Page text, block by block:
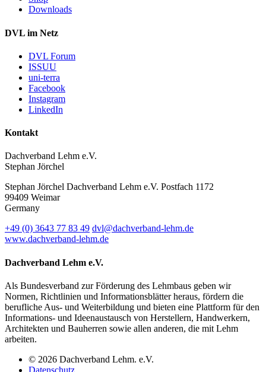
Downloads
DVL im Netz
DVL Forum
ISSUU
uni-terra
Facebook
Instagram
LinkedIn
Kontakt
Dachverband Lehm e.V.
Stephan Jörchel
Stephan Jörchel Dachverband Lehm e.V. Postfach 1172
99409 Weimar
Germany
+49 (0) 3643 77 83 49 dvl@dachverband-lehm.de
www.dachverband-lehm.de
Dachverband Lehm e.V.
Als Bundesverband zur Förderung des Lehmbaus geben wir
Normen, Richtlinien und Informationsblätter heraus, fördern die
berufliche Aus- und Weiterbildung und bieten eine Plattform für den
Informations- und Ideenaustausch von Herstellern, Handwerkern,
Architekten und Bauherren sowie allen anderen, die mit Lehm
arbeiten.
© 2026 Dachverband Lehm. e.V.
Datenschutz